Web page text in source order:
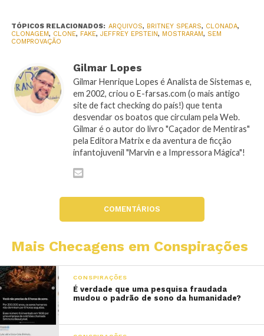
TÓPICOS RELACIONADOS: ARQUIVOS, BRITNEY SPEARS, CLONADA,
CLONAGEM, CLONE, FAKE, JEFFREY EPSTEIN, MOSTRARAM, SEM
COMPROVAÇÃO
Gilmar Lopes
Gilmar Henrique Lopes é Analista de Sistemas e,
em 2002, criou o E-farsas.com (o mais antigo
site de fact checking do país!) que tenta
desvendar os boatos que circulam pela Web.
Gilmar é o autor do livro "Caçador de Mentiras"
pela Editora Matrix e da aventura de ficção
infantojuvenil "Marvin e a Impressora Mágica"!
COMENTÁRIOS
Mais Checagens em Conspirações
CONSPIRAÇÕES
É verdade que uma pesquisa fraudada
mudou o padrão de sono da humanidade?